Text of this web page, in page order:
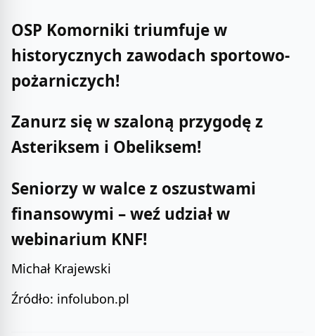
OSP Komorniki triumfuje w
historycznych zawodach sportowo-
pożarniczych!
Zanurz się w szaloną przygodę z
Asteriksem i Obeliksem!
Seniorzy w walce z oszustwami
finansowymi – weź udział w
webinarium KNF!
Michał Krajewski
Źródło: infolubon.pl